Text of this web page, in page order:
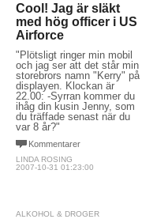
Cool! Jag är släkt
med hög officer i US
Airforce
"Plötsligt ringer min mobil
och jag ser att det står min
storebrors namn "Kerry" på
displayen. Klockan är
22.00: -Syrran kommer du
ihåg din kusin Jenny, som
du träffade senast när du
var 8 år?"
Kommentarer
LINDA ROSING
2007-10-31 01:23:00
ALKOHOL & DROGER